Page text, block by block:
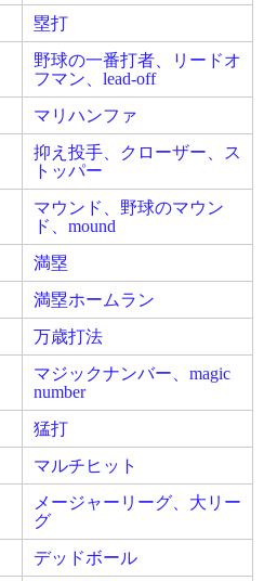
塁打
野球の一番打者、リードオ
フマン、lead-off
マリハンファ
抑え投手、クローザー、ス
トッパー
マウンド、野球のマウン
ド、mound
満塁
満塁ホームラン
万歳打法
マジックナンバー、magic
number
猛打
マルチヒット
メージャーリーグ、大リー
グ
デッドボール